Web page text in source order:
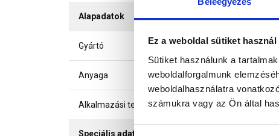
Ez a weboldal sütiket használ
Sütiket használunk a
weboldalforgalmunk
weboldalhasználatra
számukra vagy az Ön által
Alapadatok
Gyártó
Anyaga
Alkalmazási terület
Speciális adatok